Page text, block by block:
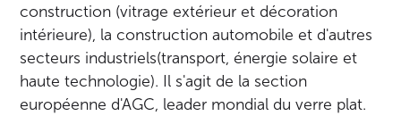
construction (vitrage extérieur et décoration
intérieure), la construction automobile et d'autres
secteurs industriels(transport, énergie solaire et
haute technologie). Il s'agit de la section
européenne d'AGC, leader mondial du verre plat.